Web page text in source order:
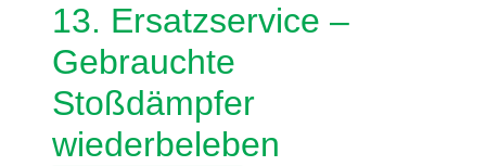
13. Ersatzservice –
Gebrauchte
Stoßdämpfer
wiederbeleben